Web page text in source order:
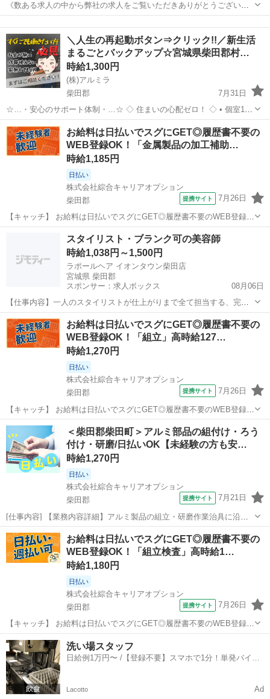
《数ある求人の中から弊社の求人をご覧いただきありがとうございま
す!!》 全国に様々な求人を5万件以上取り扱っておりご希望条件やご状
況に応じてマッチしそうな求人をご案内いたします!! 応募前に相談だ
けしてみたい方やどんな求...＼人生の再起動ボタン⇒クリック!!／新生活
まるごとバックアップ☆宮城県柴田郡村…
時給1,300円
(株)アルミラ
柴田郡
7月31日
☆…・安心のサポート体制・…☆ ◇ 住まいの心配ゼロ！ ◇ • 個室1R
完全無料！ • 即日入寮OK！など ◇ 所持金ゼロでもスタートできる！
◇ • 食費・生活費のサポート • 移動費用...
宮城 柴田郡 工場 完全無料
お給料は日払いでスグにGET◎履歴書不要の
WEB登録OK！「金属製品の加工補助…
時給1,185円
日払い
株式会社綜合キャリアオプション
柴田郡
提携サイト 7月26日
【キャッチ】 お給料は日払いでスグにGET◎履歴書不要のWEB登録
OK！「金属製品の加工補助」高時給1185円！大河原(宮城)周辺！20代
～40代のスタッフが多数活躍中★ 【コメント】 製造のお仕事をお探し
工場
スタイリスト・ブランク可の美容師
時給1,038円～1,500円
ラポールヘア イオンタウン柴田店
宮城県 柴田郡
スポンサー：求人ボックス
08月06日
【仕事内容】一人のスタイリストが仕上がりまで全て担当する、完全
マンツーマンシステムです 妊娠や出産、子育て、介護などで離職して
いた方やブランクがある方も復職しやすい職場です 年齢を気にして美
容師を諦めている方も働きやすい職場です...
アルバイト・パート
お給料は日払いでスグにGET◎履歴書不要の
WEB登録OK！「組立」高時給127…
時給1,270円
日払い
株式会社綜合キャリアオプション
柴田郡
提携サイト 7月26日
【キャッチ】 お給料は日払いでスグにGET◎履歴書不要のWEB登録
OK！「組立」高時給1270円～1588円！船岡(宮城)周辺！20代～40代の
スタッフが多数活躍中★ 【コメント】 製造のお仕事をお探しにおスス
メ♪ 「未...
宮城 柴田郡 工場
＜柴田郡柴田町＞アルミ部品の組付け・ろう
付け・研磨/日払いOK【未経験の方も安…
時給1,270円
日払い
株式会社綜合キャリアオプション
柴田郡
提携サイト 7月21日
[仕事内容] 【業務内容詳細】アルミ製品の組立・研磨作業治具に沿っ
てアルミ製品を組み立て、 またろうづけの炉への投入をし、 ペーパー
サンダーでの研磨作業です。 【取扱製品情報】アルミ製品 。＋お仕事
探しはコンシェルスタッフ...
宮城 柴田郡 工場
お給料は日払いでスグにGET◎履歴書不要の
WEB登録OK！「組立検査」高時給1…
時給1,180円
日払い
株式会社綜合キャリアオプション
柴田郡
提携サイト 7月26日
【キャッチ】 お給料は日払いでスグにGET◎履歴書不要のWEB登録
OK！「組立検査」高時給1180円！槻木周辺！20代～40代のスタッフ
が多数活躍中★ 【コメント】 弊社なら事前の職場見学が多数！お仕事
安心スタート★★ ...
宮城 柴田郡 工場
洗い場スタッフ
日給例1万円〜 /【登録不要】スマホで1分！単発バイト
Lacotto Ad